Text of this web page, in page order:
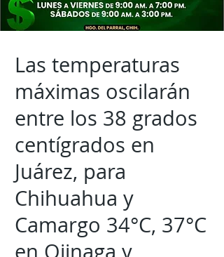
Las temperaturas
máximas oscilarán
entre los 38 grados
centígrados en
Juárez, para
Chihuahua y
Camargo 34°C, 37°C
en Ojinaga y